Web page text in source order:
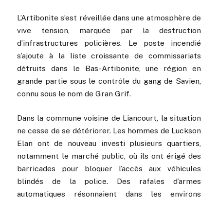
L’Artibonite s’est réveillée dans une atmosphère de
vive tension, marquée par la destruction
d’infrastructures policières. Le poste incendié
s’ajoute à la liste croissante de commissariats
détruits dans le Bas-Artibonite, une région en
grande partie sous le contrôle du gang de Savien,
connu sous le nom de Gran Grif.
Dans la commune voisine de Liancourt, la situation
ne cesse de se détériorer. Les hommes de Luckson
Elan ont de nouveau investi plusieurs quartiers,
notamment le marché public, où ils ont érigé des
barricades pour bloquer l’accès aux véhicules
blindés de la police. Des rafales d’armes
automatiques résonnaient dans les environs